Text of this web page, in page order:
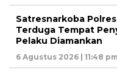
Satresnarkoba
Terduga Tempat
Pelaku Diamankan
6 Agustus 2026 | 11:48